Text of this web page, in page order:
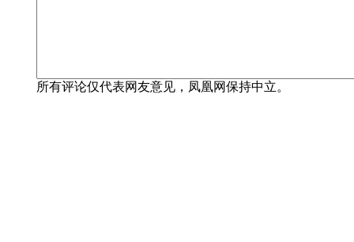
所有评论仅代表网友意见，凤凰网保持中立。